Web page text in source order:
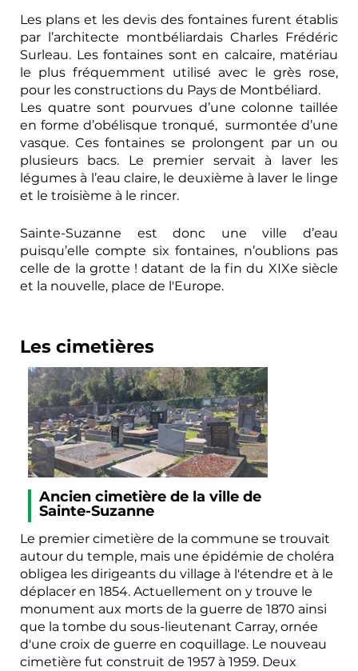
Les plans et les devis des fontaines furent établis
par l’architecte montbéliardais Charles Frédéric
Surleau. Les fontaines sont en calcaire, matériau
le plus fréquemment utilisé avec le grès rose,
pour les constructions du Pays de Montbéliard.
Les quatre sont pourvues d’une colonne taillée
en forme d’obélisque tronqué, surmontée d’une
vasque. Ces fontaines se prolongent par un ou
plusieurs bacs. Le premier servait à laver les
légumes à l’eau claire, le deuxième à laver le linge
et le troisième à le rincer.
Sainte-Suzanne est donc une ville d’eau
puisqu’elle compte six fontaines, n’oublions pas
celle de la grotte ! datant de la fin du XIXe siècle
et la nouvelle, place de l'Europe.
Les cimetières
Ancien cimetière de la ville de
Sainte-Suzanne
Le premier cimetière de la commune se trouvait
autour du temple, mais une épidémie de choléra
obligea les dirigeants du village à l'étendre et à le
déplacer en 1854. Actuellement on y trouve le
monument aux morts de la guerre de 1870 ainsi
que la tombe du sous-lieutenant Carray, ornée
d'une croix de guerre en coquillage. Le nouveau
cimetière fut construit de 1957 à 1959. Deux